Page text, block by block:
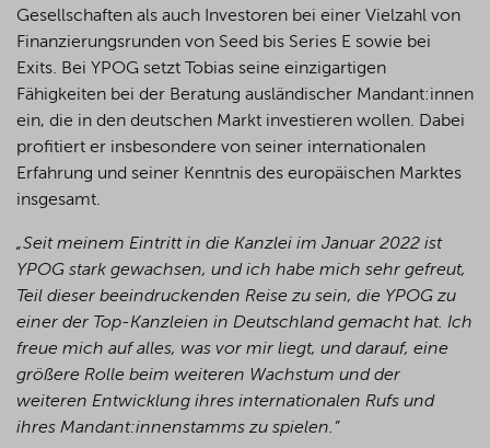
Gesellschaften als auch Investoren bei einer Vielzahl von
Finanzierungsrunden von Seed bis Series E sowie bei
Exits. Bei YPOG setzt Tobias seine einzigartigen
Fähigkeiten bei der Beratung ausländischer Mandant:innen
ein, die in den deutschen Markt investieren wollen. Dabei
profitiert er insbesondere von seiner internationalen
Erfahrung und seiner Kenntnis des europäischen Marktes
insgesamt.
„Seit meinem Eintritt in die Kanzlei im Januar 2022 ist
YPOG stark gewachsen, und ich habe mich sehr gefreut,
Teil dieser beeindruckenden Reise zu sein, die YPOG zu
einer der Top-Kanzleien in Deutschland gemacht hat. Ich
freue mich auf alles, was vor mir liegt, und darauf, eine
größere Rolle beim weiteren Wachstum und der
weiteren Entwicklung ihres internationalen Rufs und
ihres Mandant:innenstamms zu spielen.”